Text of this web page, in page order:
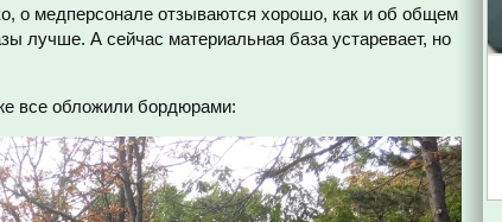
о медперсонале отзываются хорошо, как и об общем
лучше. А сейчас материальная база устаревает, но
все обложили бордюрами: